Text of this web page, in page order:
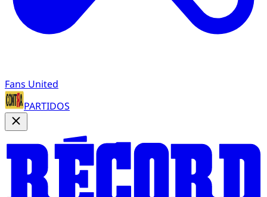
Fans United
PARTIDOS